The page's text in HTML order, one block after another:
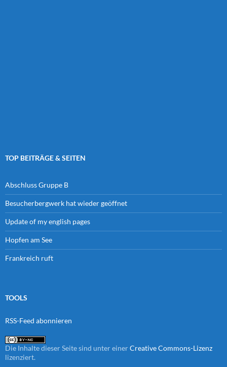
TOP BEITRÄGE & SEITEN
Abschluss Gruppe B
Besucherbergwerk hat wieder geöffnet
Update of my english pages
Hopfen am See
Frankreich ruft
TOOLS
RSS-Feed abonnieren
Die Inhalte dieser Seite sind unter einerCreative Commons-Lizenz
lizenziert.